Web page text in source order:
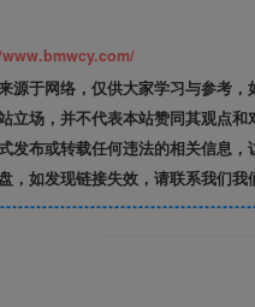
源于网络，仅供大家学习与参考，
立场，并不代表本站赞同其观点和
发布或转载任何违法的相关信息，
，如发现链接失效，请联系我们我